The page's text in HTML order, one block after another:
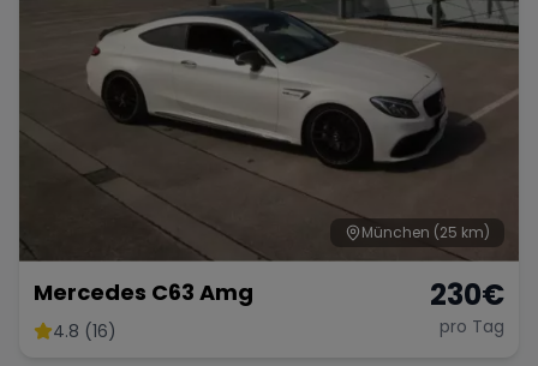
München (25 km)
Mercedes C63 Amg
4.8 (16)
230€
pro Tag